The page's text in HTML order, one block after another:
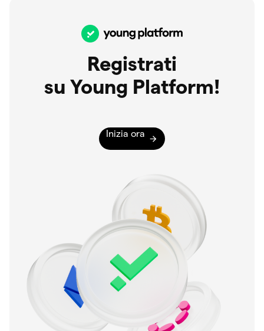
Registrati
su Young Platform!
Inizia ora